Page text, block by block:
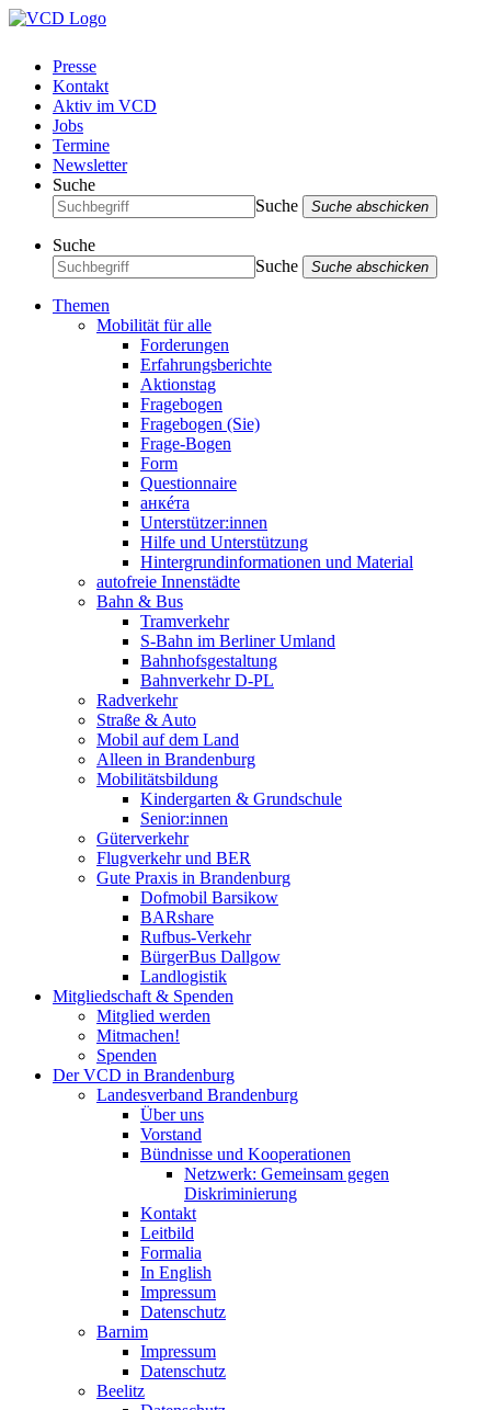
Presse
Kontakt
Aktiv im VCD
Jobs
Termine
Newsletter
Suche
Suche
Suche abschicken
Suche
Suche
Suche abschicken
Themen
Mobilität für alle
Forderungen
Erfahrungsberichte
Aktionstag
Fragebogen
Fragebogen (Sie)
Frage-Bogen
Form
Questionnaire
анкéта
Unterstützer:innen
Hilfe und Unterstützung
Hintergrundinformationen und Material
autofreie Innenstädte
Bahn & Bus
Tramverkehr
S-Bahn im Berliner Umland
Bahnhofsgestaltung
Bahnverkehr D-PL
Radverkehr
Straße & Auto
Mobil auf dem Land
Alleen in Brandenburg
Mobilitätsbildung
Kindergarten & Grundschule
Senior:innen
Güterverkehr
Flugverkehr und BER
Gute Praxis in Brandenburg
Dofmobil Barsikow
BARshare
Rufbus-Verkehr
BürgerBus Dallgow
Landlogistik
Mitgliedschaft & Spenden
Mitglied werden
Mitmachen!
Spenden
Der VCD in Brandenburg
Landesverband Brandenburg
Über uns
Vorstand
Bündnisse und Kooperationen
Netzwerk: Gemeinsam gegen
Diskriminierung
Kontakt
Leitbild
Formalia
In English
Impressum
Datenschutz
Barnim
Impressum
Datenschutz
Beelitz